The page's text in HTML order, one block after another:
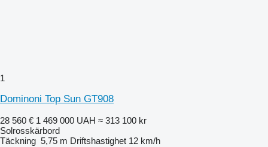
1
Dominoni Top Sun GT908
28 560 € 1 469 000 UAH ≈ 313 100 kr
Solrosskärbord
Täckning 5,75 m Driftshastighet 12 km/h